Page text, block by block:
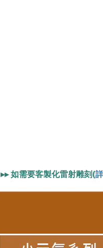
▸▸如需要客製化雷射雕刻(